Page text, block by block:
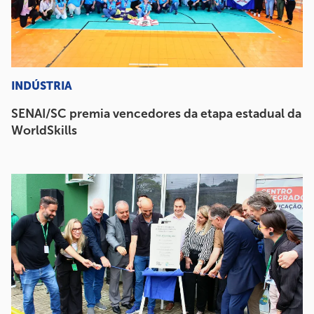
INDÚSTRIA
SENAI/SC premia vencedores da etapa estadual da
WorldSkills